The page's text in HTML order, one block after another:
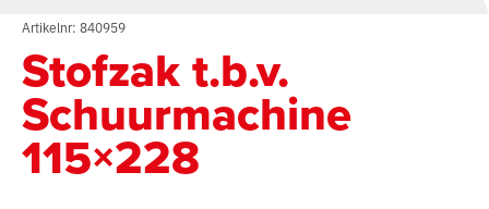
Artikelnr: 840959
Stofzak t.b.v.
Schuurmachine
115×228